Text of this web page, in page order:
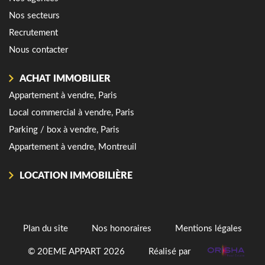
Nos secteurs
Recrutement
Nous contacter
ACHAT IMMOBILIER
Appartement à vendre, Paris
Local commercial à vendre, Paris
Parking / box à vendre, Paris
Appartement à vendre, Montreuil
LOCATION IMMOBILIÈRE
Plan du site Nos honoraires Mentions légales
© 20EME APPART 2026 Réalisé par